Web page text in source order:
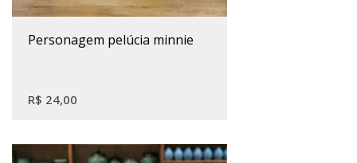
personagem pelúcia minnie
R$ 24,00